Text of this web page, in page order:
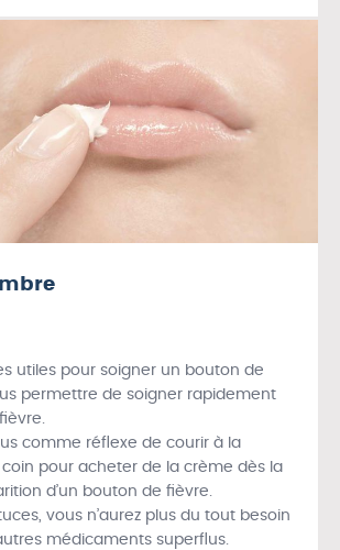
utiles pour soigner un bouton de
permettre de soigner rapidement
comme réflexe de courir à la
pour acheter de la crème dès la
d’un bouton de fièvre.
vous n’aurez plus du tout besoin
médicaments superflus.